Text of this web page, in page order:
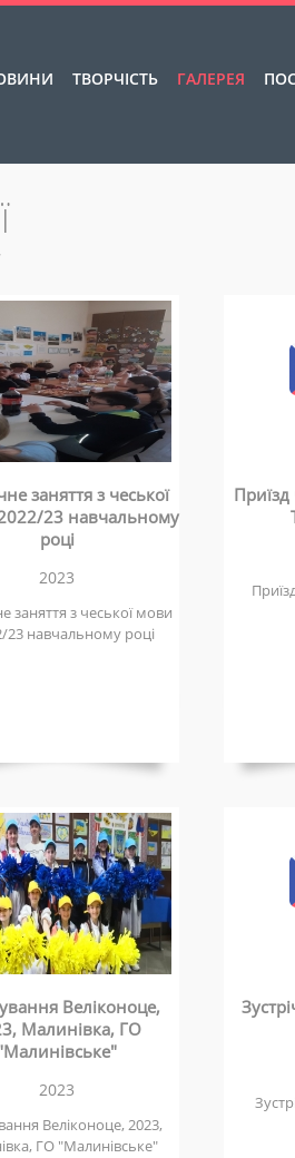
ТВОРЧІСТЬ ГАЛЕРЕЯ
заняття з чеської
23 навчальному
році
2023
заняття з чеської мови
23 навчальному році
Приїзд
Веліконоце,
Малинівка, ГО
2023
Веліконоце, 2023,
ГО "Малинівське"